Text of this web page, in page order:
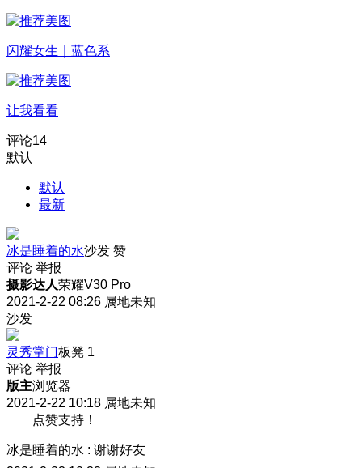
闪耀女生｜蓝色系
让我看看
评论14
默认
默认
最新
冰是睡着的水沙发 赞
评论 举报
摄影达人荣耀V30 Pro
2021-2-22 08:26 属地未知
沙发
灵秀掌门板凳 1
评论 举报
版主浏览器
2021-2-22 10:18 属地未知
点赞支持！
冰是睡着的水 : 谢谢好友